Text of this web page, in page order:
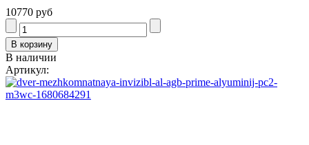
10770 руб
В наличии
Артикул: